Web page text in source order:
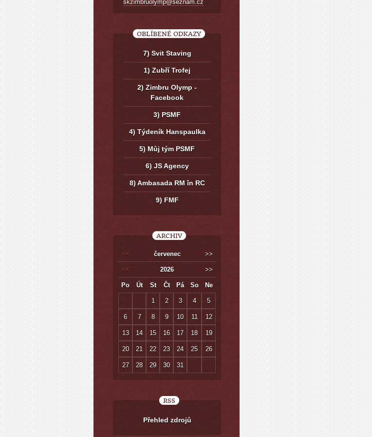
skzimbruolymp@seznam.cz
OBLÍBENÉ ODKAZY
7) Svit Staving
1) Zubří Trofej
2) Zimbru Olymp -
Facebook
3) PSMF
4) Týdeník Hanspaulka
5) Můj tým PSMF
6) JS Agency
8) Ambasada RM în RC
9) FMF
ARCHIV
<< červenec >>
<< 2026 >>
Po Út St Čt Pá So Ne
1 2 3 4 5
6 7 8 9 10 11 12
13 14 15 16 17 18 19
20 21 22 23 24 25 26
27 28 29 30 31
RSS
Přehled zdrojů